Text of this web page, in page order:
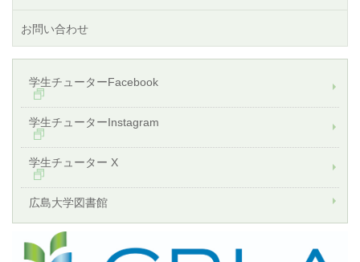
お問い合わせ
学生チューターFacebook
学生チューターInstagram
学生チューター X
広島大学図書館